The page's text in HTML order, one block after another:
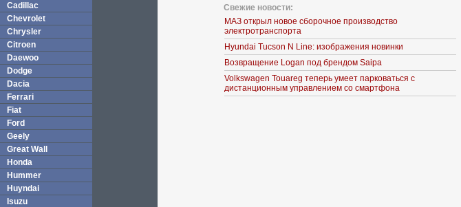
Cadillac
Chevrolet
Chrysler
Citroen
Daewoo
Dodge
Dacia
Ferrari
Fiat
Ford
Geely
Great Wall
Honda
Hummer
Huyndai
Isuzu
Свежие новости:
МАЗ открыл новое сборочное производство
электротранспорта
Hyundai Tucson N Line: изображения новинки
Возвращение Logan под брендом Saipa
Volkswagen Touareg теперь умеет парковаться с
дистанционным управлением со смартфона